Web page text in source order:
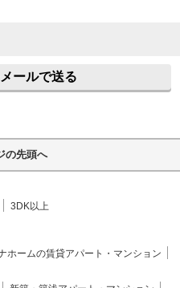
ールで送る
の先頭へ
3DK以上
ホームの賃貸アパート・マンション